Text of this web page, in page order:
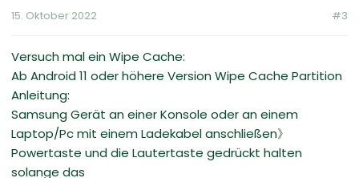
15. Oktober 2022 #3
Versuch mal ein Wipe Cache:
Ab Android 11 oder höhere Version Wipe Cache Partition
Anleitung:
Samsung Gerät an einer Konsole oder an einem
Laptop/Pc mit einem Ladekabel anschließen》
Powertaste und die Lautertaste gedrückt halten
solange das